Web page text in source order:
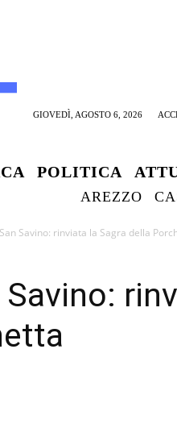
GIOVEDÌ, AGOSTO 6, 2026
POLITICA
AREZZO
Savino: rinviata la Sagra della